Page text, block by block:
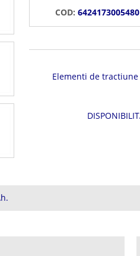
COD: 6424173005480
Elementi de tractiune